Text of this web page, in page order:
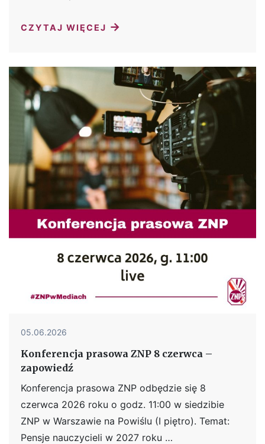
CZYTAJ WIĘCEJ →
05.06.2026
Konferencja prasowa ZNP 8 czerwca –
zapowiedź
Konferencja prasowa ZNP odbędzie się 8
czerwca 2026 roku o godz. 11:00 w siedzibie
ZNP w Warszawie na Powiślu (I piętro). Temat:
Pensje nauczycieli w 2027 roku …